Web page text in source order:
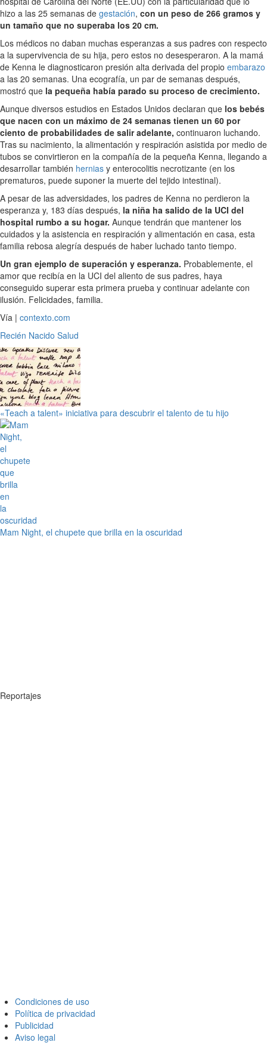
hizo a las 25 semanas de gestación, con un peso de 266 gramos y
un tamaño que no superaba los 20 cm.
Los médicos no daban muchas esperanzas a sus padres con respecto
a la supervivencia de su hija, pero estos no desesperaron. A la mamá
de Kenna le diagnosticaron presión alta derivada del propio embarazo
a las 20 semanas. Una ecografía, un par de semanas después,
mostró que la pequeña había parado su proceso de crecimiento.
Aunque diversos estudios en Estados Unidos declaran que los bebés
que nacen con un máximo de 24 semanas tienen un 60 por
ciento de probabilidades de salir adelante, continuaron luchando.
Tras su nacimiento, la alimentación y respiración asistida por medio de
tubos se convirtieron en la compañía de la pequeña Kenna, llegando a
desarrollar también hernias y enterocolitis necrotizante (en los
prematuros, puede suponer la muerte del tejido intestinal).
A pesar de las adversidades, los padres de Kenna no perdieron la
esperanza y, 183 días después, la niña ha salido de la UCI del
hospital rumbo a su hogar. Aunque tendrán que mantener los
cuidados y la asistencia en respiración y alimentación en casa, esta
familia rebosa alegría después de haber luchado tanto tiempo.
Un gran ejemplo de superación y esperanza. Probablemente, el
amor que recibía en la UCI del aliento de sus padres, haya
conseguido superar esta primera prueba y continuar adelante con
ilusión. Felicidades, familia.
Vía | contexto.com
Recién Nacido Salud
«Teach a talent» iniciativa para descubrir el talento de tu hijo
Mam Night, el chupete que brilla en la oscuridad
Reportajes
Condiciones de uso
Política de privacidad
Publicidad
Aviso legal